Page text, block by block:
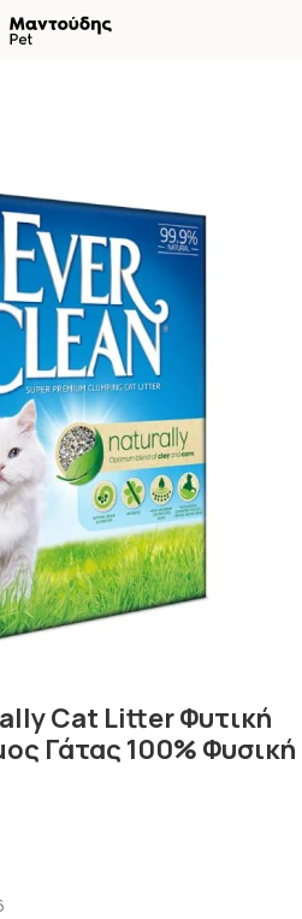
Cat Litter Φυτική
Γάτας 100% Φυσική